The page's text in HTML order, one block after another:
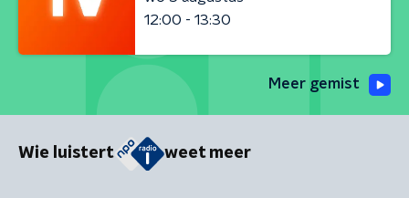
12:00 - 13:30
Meer gemist
Wie luistert weet meer